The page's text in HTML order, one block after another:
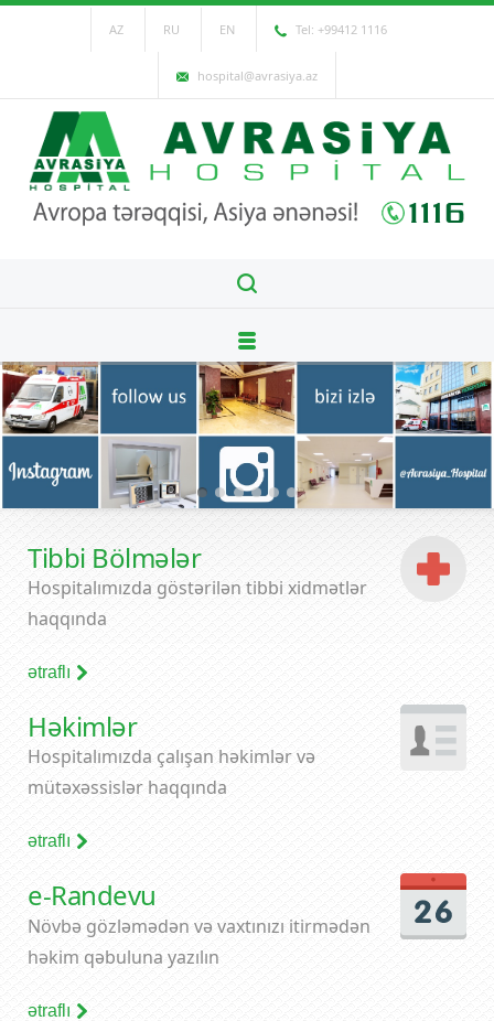
AZ RU EN Tel: +99412 1116
hospital@avrasiya.az
Tibbi Bölmələr
Hospitalımızda göstərilən tibbi xidmətlər
haqqında
ətraflı
Həkimlər
Hospitalımızda çalışan həkimlər və
mütəxəssislər haqqında
ətraflı
e-Randevu
Növbə gözləmədən və vaxtınızı itirmədən
həkim qəbuluna yazılın
ətraflı